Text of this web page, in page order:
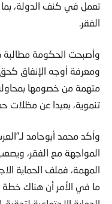
الفقر.
ومعرفة أوجه الإنفاق كحق
متهمة من خصومها
تنموية، بعيدا عن مظلات
المواجهة مع الفقر،
المهمة، فملف الحماية
ما في الأمر أن هناك خطة
الحماية الاجتماعية لتحقيق